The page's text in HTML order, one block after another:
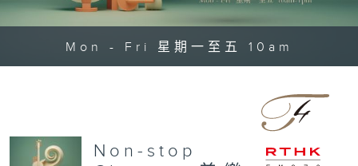
Mon - Fri 星期一至五 10am
Non-stop